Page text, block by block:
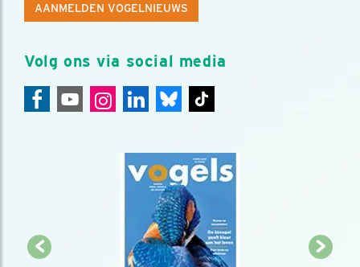
AANMELDEN VOGELNIEUWS
Volg ons via social media